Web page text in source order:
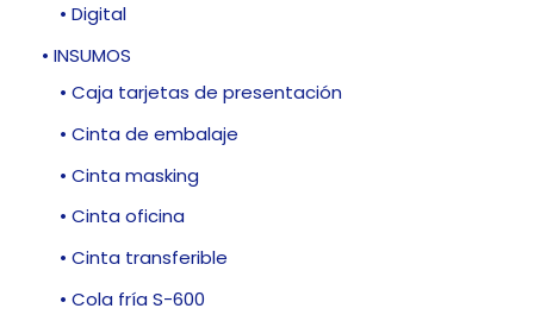
• Digital
• INSUMOS
• Caja tarjetas de presentación
• Cinta de embalaje
• Cinta masking
• Cinta oficina
• Cinta transferible
• Cola fría S-600